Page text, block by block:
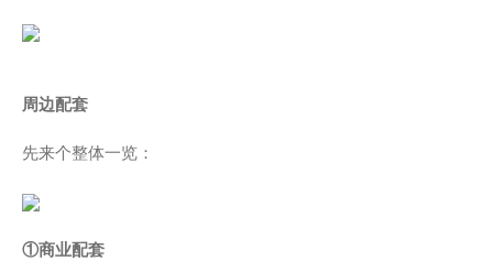
周边配套
先来个整体一览：
①商业配套